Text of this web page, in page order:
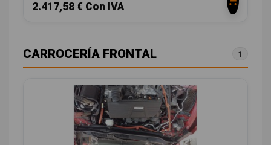
2.417,58 € Con IVA
CARROCERÍA FRONTAL 1